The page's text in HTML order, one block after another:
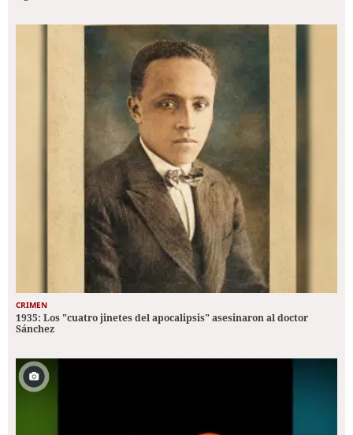
CRIMEN
1935: Los "cuatro jinetes del apocalipsis" asesinaron al doctor
Sánchez